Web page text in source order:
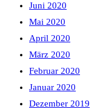
Juni 2020
Mai 2020
April 2020
März 2020
Februar 2020
Januar 2020
Dezember 2019